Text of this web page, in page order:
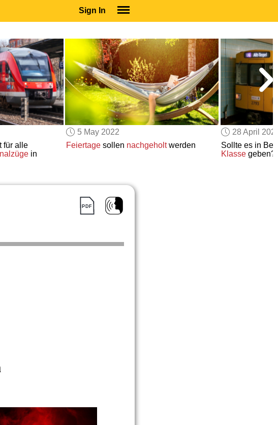
Sign In
SUBSCRIBE
EDUCATIONAL LICENSES
GIFT CARDS
OTHER LANGUAGES
ABOUT US
ALEXA
ADJUST COLORS
für alle
in
5 May 2022
Feiertagesollen nachgeholtwerden
28 April
Sollte es in
Klasse geben?